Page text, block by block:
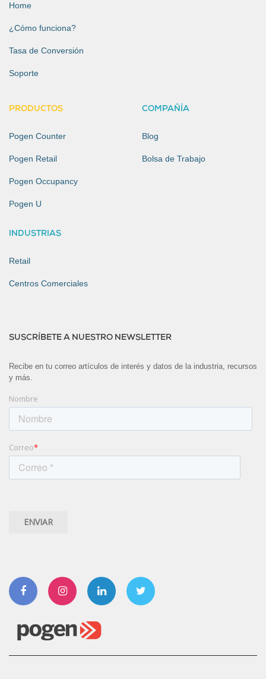
Home
¿Cómo funciona?
Tasa de Conversión
Soporte
PRODUCTOS
Pogen Counter
Pogen Retail
Pogen Occupancy
Pogen U
INDUSTRIAS
Retail
Centros Comerciales
COMPAÑÍA
Blog
Bolsa de Trabajo
SUSCRÍBETE A NUESTRO NEWSLETTER
Recibe en tu correo artículos de interés y datos de la industria, recursos
y más.
Nombre
Correo*
InstagramLinkedin